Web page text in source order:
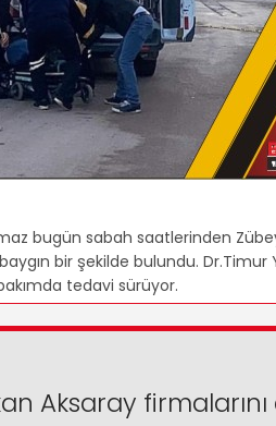
bugün sabah saatlerinden
bir şekilde bulundu. Dr.Timur
tedavi sürüyor.
Aksaray firmalarını